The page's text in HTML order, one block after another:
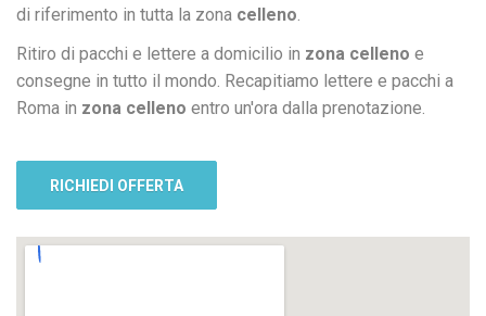
di riferimento in tutta la zona celleno.
Ritiro di pacchi e lettere a domicilio in zona celleno e
consegne in tutto il mondo. Recapitiamo lettere e pacchi a
Roma in zona celleno entro un'ora dalla prenotazione.
RICHIEDI OFFERTA